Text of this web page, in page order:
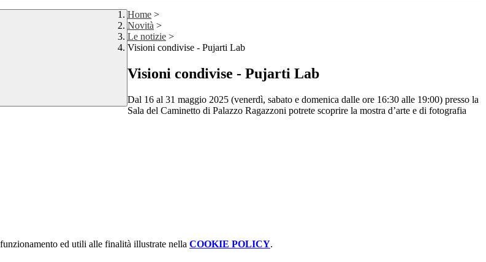
Home >
Novità >
Le notizie >
Visioni condivise - Pujarti Lab
Visioni condivise - Pujarti Lab
Dal 16 al 31 maggio 2025 (venerdì, sabato e domenica dalle ore 16:30 alle 19:00) presso la
Sala del Caminetto di Palazzo Ragazzoni potrete scoprire la mostra d’arte e di fotografia
ed utili alle finalità illustrate nella COOKIE POLICY.